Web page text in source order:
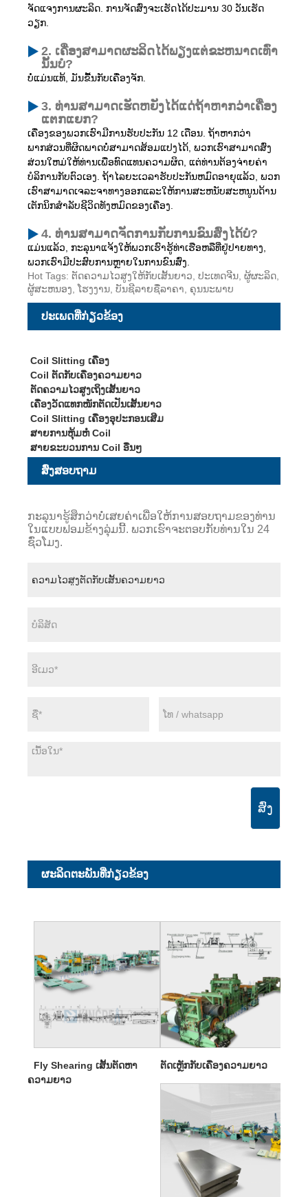
ຈັດແຈງການຜະລິດ. ການຈັດສົ່ງຈະເຮັດໄດ້ປະມານ 30 ວັນເຮັດ
ວຽກ.
2. ເຄື່ອງສາມາດຜະລິດໄດ້ພຽງແຕ່ຂະຫນາດເທົ່າ
ນັ້ນບໍ?
ບໍ່ແມ່ນແທ້, ມັນຂື້ນກັບເຄື່ອງຈັກ.
3. ທ່ານສາມາດເຮັດຫຍັງໄດ້ແດ່ຖ້າຫາກວ່າເຄື່ອງ
ແຕກແຍກ?
ເຄື່ອງຂອງພວກເຮົາມີການຮັບປະກັນ 12 ເດືອນ. ຖ້າຫາກວ່າ
ພາກສ່ວນທີ່ຜິດພາດບໍ່ສາມາດສ້ອມແປງໄດ້, ພວກເຮົາສາມາດສົ່ງ
ສ່ວນໃຫມ່ໃຫ້ທ່ານເພື່ອທົດແທນຄວາມຜິດ, ແຕ່ທ່ານຕ້ອງຈ່າຍຄ່າ
ບໍລິການກັບຕົວເອງ. ຖ້າໄລຍະເວລາຮັບປະກັນຫມົດອາຍຸແລ້ວ, ພວກ
ເຮົາສາມາດເຈລະຈາທາງອອກແລະໃຫ້ການສະຫນັບສະຫນູນດ້ານ
ເຕັກນິກສໍາລັບຊີວິດທັງຫມົດຂອງເຄື່ອງ.
4. ທ່ານສາມາດຈັດການກັບການຂົນສົ່ງໄດ້ບໍ?
ແມ່ນແລ້ວ, ກະລຸນາແຈ້ງໃຫ້ພວກເຮົາຮູ້ທ່າເຮືອຫລືທີ່ຢູ່ປາຍທາງ,
ພວກເຮົາມີປະສົບການຫຼາຍໃນການຂົນສົ່ງ.
Hot Tags: ຕັດຄວາມໄວສູງໃຫ້ກັບເສັ້ນຍາວ, ປະເທດຈີນ, ຜູ້ຜະລິດ,
ຜູ້ສະຫນອງ, ໂຮງງານ, ບັນຊີລາຍຊື່ລາຄາ, ຄຸນນະພາບ
ປະເພດທີ່ກ່ຽວຂ້ອງ
Coil Slitting ເຄື່ອງ
Coil ຕັດກັບເຄື່ອງຄວາມຍາວ
ຕັດຄວາມໄວສູງເຖິງເສັ້ນຍາວ
ເຄື່ອງວັດແທກໜັກຕັດເປັນເສັ້ນຍາວ
Coil Slitting ເຄື່ອງອຸປະກອນເສີມ
ສາຍການຫຸ້ມຫໍ່ Coil
ສາຍຂະບວນການ Coil ອື່ນໆ
ສົ່ງສອບຖາມ
ກະລຸນາຮູ້ສຶກວ່າບໍ່ເສຍຄ່າເພື່ອໃຫ້ການສອບຖາມຂອງທ່ານ
ໃນແບບຟອມຂ້າງລຸ່ມນີ້. ພວກເຮົາຈະຕອບກັບທ່ານໃນ 24
ຊົ່ວໂມງ.
ສົ່ງ
ຜະ​ລິດ​ຕະ​ພັນ​ທີ່​ກ່ຽວ​ຂ້ອງ
Fly Shearing ເສັ້ນຕັດຫາ
ຄວາມຍາວ
ຕັດເຫຼັກກັບເຄື່ອງຄວາມຍາວ